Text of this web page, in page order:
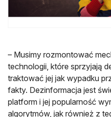
– Musimy rozmontować
technologii, które sprzyjają
traktować jej jak wypadku
fakty. Dezinformacja jest
platform i jej popularność
algorytmów, jak również z